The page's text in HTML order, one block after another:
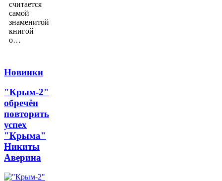
считается
самой
знаменитой
книгой
о…
Новинки
"Крым-2"
обречён
повторить
успех
"Крыма"
Никиты
Аверина